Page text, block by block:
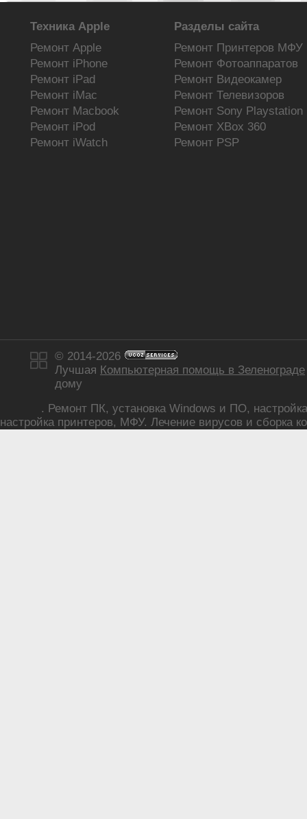
Новости сайта
Компьютерная помощь
Ремонт самостоятельно
Техника Apple
Ремонт Apple
Ремонт iPhone
Ремонт iPad
Ремонт iMac
Ремонт Macbook
Ремонт iPod
Ремонт iWatch
Разделы сайта
Ремонт Принтеров МФУ
Ремонт Фотоаппаратов
Ремонт Видеокамер
Ремонт Телевизоров
Ремонт Sony Playstation
Ремонт XBox 360
Ремонт PSP
© 2014-2026
Лучшая Компьютерная помощь в Зеленограде
дому
. Ремонт ПК, установка Windows и ПО, настройка
настройка принтеров, МФУ. Лечение вирусов и сборка